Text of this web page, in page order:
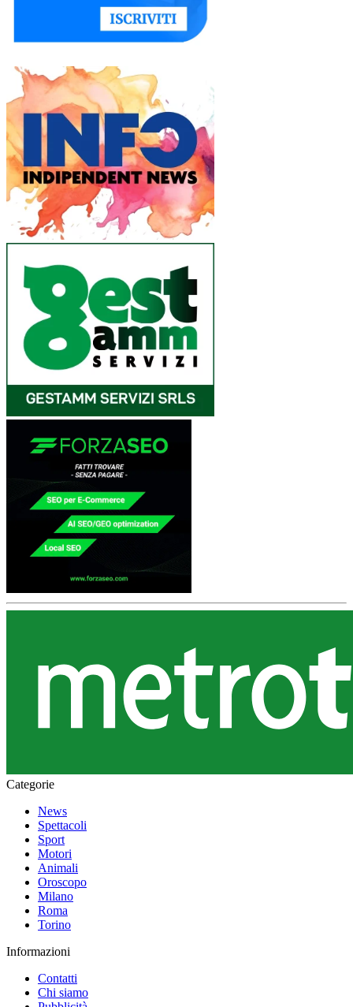
Categorie
News
Spettacoli
Sport
Motori
Animali
Oroscopo
Milano
Roma
Torino
Informazioni
Contatti
Chi siamo